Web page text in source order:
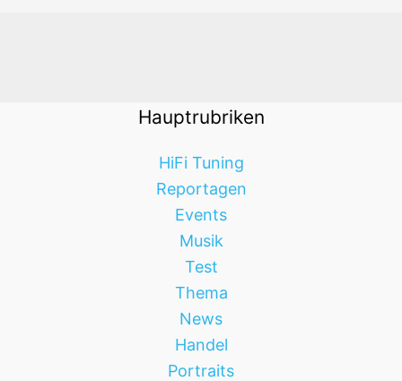
Hauptrubriken
HiFi Tuning
Reportagen
Events
Musik
Test
Thema
News
Handel
Portraits